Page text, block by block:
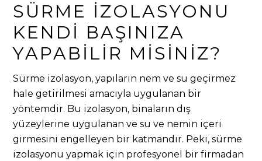
SÜRME İZOLASYONU
KENDI BAŞINIZA
YAPABILIR MISINIZ?
Sürme izolasyon, yapıların nem ve su geçirmez
hale getirilmesi amacıyla uygulanan bir
yöntemdir. Bu izolasyon, binaların dış
yüzeylerine uygulanan ve su ve nemin içeri
girmesini engelleyen bir katmandır. Peki, sürme
izolasyonu yapmak için profesyonel bir firmadan